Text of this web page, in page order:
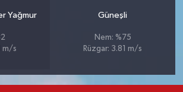
Yağmur
m/s
Güneşli
Nem: %75
Rüzgar: 3.81 m/s